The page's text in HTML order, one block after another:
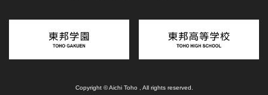
Copyright © Aichi Toho , All rights reserved.